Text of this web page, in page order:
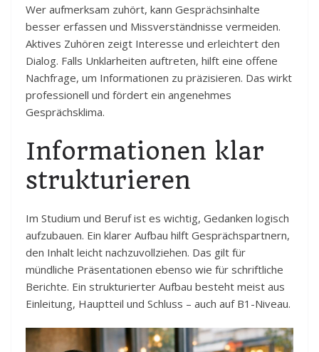
Wer aufmerksam zuhört, kann Gesprächsinhalte
besser erfassen und Missverständnisse vermeiden.
Aktives Zuhören zeigt Interesse und erleichtert den
Dialog. Falls Unklarheiten auftreten, hilft eine offene
Nachfrage, um Informationen zu präzisieren. Das wirkt
professionell und fördert ein angenehmes
Gesprächsklima.
Informationen klar
strukturieren
Im Studium und Beruf ist es wichtig, Gedanken logisch
aufzubauen. Ein klarer Aufbau hilft Gesprächspartnern,
den Inhalt leicht nachzuvollziehen. Das gilt für
mündliche Präsentationen ebenso wie für schriftliche
Berichte. Ein strukturierter Aufbau besteht meist aus
Einleitung, Hauptteil und Schluss – auch auf B1-Niveau.